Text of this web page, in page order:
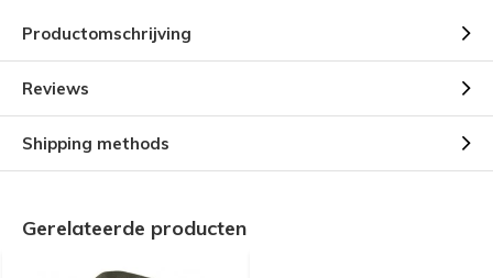
Productomschrijving
Reviews
Shipping methods
Gerelateerde producten